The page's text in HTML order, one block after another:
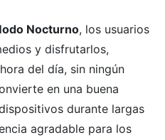
Nocturno, los usuarios
y disfrutarlos,
del día, sin ningún
en una buena
durante largas
agradable para los